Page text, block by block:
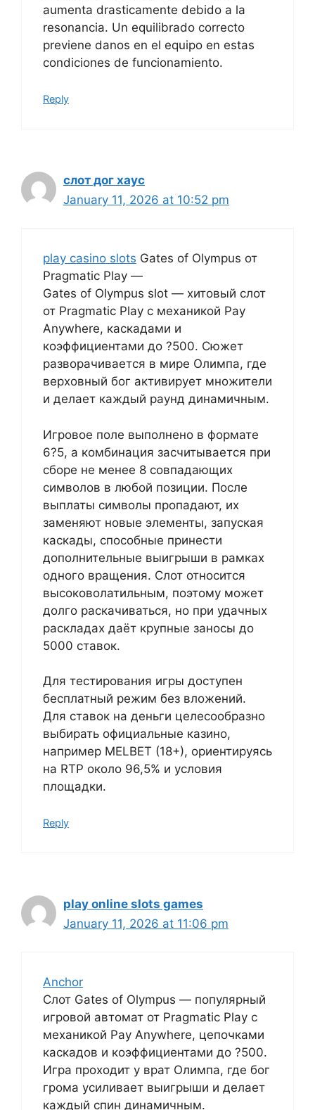
aumenta drasticamente debido a la
resonancia. Un equilibrado correcto
previene danos en el equipo en estas
condiciones de funcionamiento.
Reply
слот дог хаус
January 11, 2026 at 10:52 pm
play casino slots Gates of Olympus от
Pragmatic Play —
Gates of Olympus slot — хитовый слот
от Pragmatic Play с механикой Pay
Anywhere, каскадами и
коэффициентами до ?500. Сюжет
разворачивается в мире Олимпа, где
верховный бог активирует множители
и делает каждый раунд динамичным.
Игровое поле выполнено в формате
6?5, а комбинация засчитывается при
сборе не менее 8 совпадающих
символов в любой позиции. После
выплаты символы пропадают, их
заменяют новые элементы, запуская
каскады, способные принести
дополнительные выигрыши в рамках
одного вращения. Слот относится
высоковолатильным, поэтому может
долго раскачиваться, но при удачных
раскладах даёт крупные заносы до
5000 ставок.
Для тестирования игры доступен
бесплатный режим без вложений.
Для ставок на деньги целесообразно
выбирать официальные казино,
например MELBET (18+), ориентируясь
на RTP около 96,5% и условия
площадки.
Reply
play online slots games
January 11, 2026 at 11:06 pm
Anchor
Слот Gates of Olympus — популярный
игровой автомат от Pragmatic Play с
механикой Pay Anywhere, цепочками
каскадов и коэффициентами до ?500.
Игра проходит у врат Олимпа, где бог
грома усиливает выигрыши и делает
каждый спин динамичным.